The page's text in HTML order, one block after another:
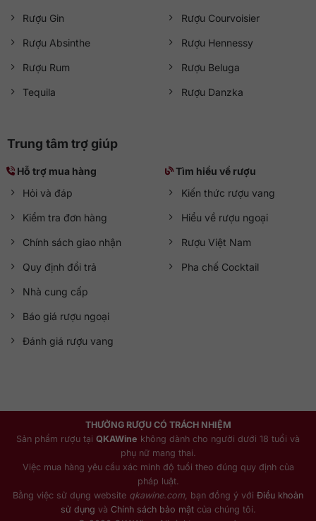
Rượu Gin
Rượu Absinthe
Rượu Rum
Tequila
Rượu Courvoisier
Rượu Hennessy
Rượu Beluga
Rượu Danzka
Trung tâm trợ giúp
Hỗ trợ mua hàng
Hỏi và đáp
Kiểm tra đơn hàng
Chính sách giao nhận
Quy định đổi trả
Nhà cung cấp
Báo giá rượu ngoại
Đánh giá rượu vang
Tìm hiểu về rượu
Kiến thức rượu vang
Hiểu về rượu ngoại
Rượu Việt Nam
Pha chế Cocktail
THƯỞNG RƯỢU CÓ TRÁCH NHIỆM
Sản phẩm rượu tại QKAWine không dành cho người dưới 18 tuổi và
phụ nữ mang thai.
Việc mua hàng yêu cầu xác minh độ tuổi theo đúng quy định của
pháp luật.
Bằng việc sử dụng website qkawine.com , bạn đồng ý với Điều khoản
sử dụng và Chính sách bảo mậtcủa chúng tôi.